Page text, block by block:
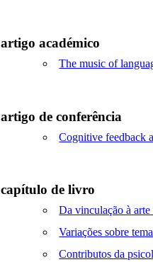
artigo académico
The music of
artigo de conferência
Cognitive feedback
capítulo de livro
Da vinculação à
Variações sobre
Contributos da